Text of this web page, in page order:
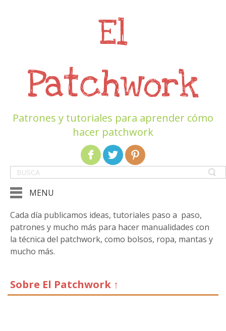
El
Patchwork
Patrones y tutoriales para aprender cómo
hacer patchwork
MENU
Cada día publicamos ideas, tutoriales paso a paso,
patrones y mucho más para hacer manualidades con
la técnica del patchwork, como bolsos, ropa, mantas y
mucho más.
Sobre El Patchwork ↑